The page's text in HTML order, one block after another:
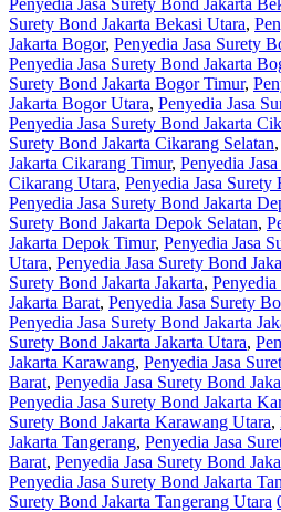
Surety Bond Jakarta Bekasi Utara,
Jakarta Bogor, Penyedia Jasa Surety
Penyedia Jasa Surety Bond Jakarta
Surety Bond Jakarta Bogor Timur,
Jakarta Bogor Utara, Penyedia Jasa
Penyedia Jasa Surety Bond Jakarta
Surety Bond Jakarta Cikarang Selatan,
Jakarta Cikarang Timur, Penyedia
Cikarang Utara, Penyedia Jasa
Penyedia Jasa Surety Bond Jakarta
Surety Bond Jakarta Depok Selatan,
Jakarta Depok Timur, Penyedia Jasa
Utara, Penyedia Jasa Surety Bond
Surety Bond Jakarta Jakarta, Penyedia
Jakarta Barat, Penyedia Jasa Surety
Penyedia Jasa Surety Bond Jakarta
Surety Bond Jakarta Jakarta Utara,
Jakarta Karawang, Penyedia Jasa
Barat, Penyedia Jasa Surety Bond
Penyedia Jasa Surety Bond Jakarta
Surety Bond Jakarta Karawang Utara,
Jakarta Tangerang, Penyedia Jasa
Barat, Penyedia Jasa Surety Bond
Penyedia Jasa Surety Bond Jakarta
Surety Bond Jakarta Tangerang Utara